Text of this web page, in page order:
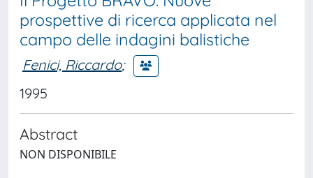
prospettive di ricerca applicata nel
campo delle indagini balistiche
Fenici, Riccardo;
1995
Abstract
NON DISPONIBILE